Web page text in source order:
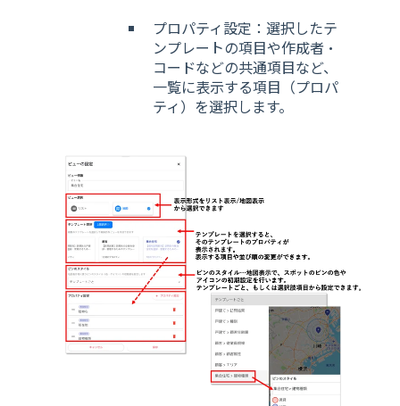
プロパティ設定：選択したテ
ンプレートの項目や作成者・
コードなどの共通項目など、
一覧に表示する項目（プロパ
ティ）を選択します。